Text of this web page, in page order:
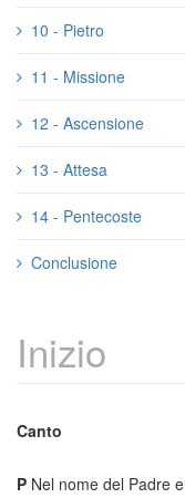
10 - Pietro
11 - Missione
12 - Ascensione
13 - Attesa
14 - Pentecoste
Conclusione
Inizio
Canto
P Nel nome del Padre